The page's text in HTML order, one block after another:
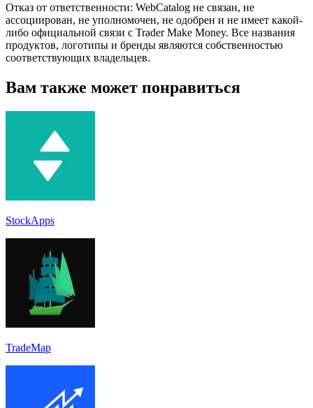
Отказ от ответственности: WebCatalog не связан, не
ассоциирован, не уполномочен, не одобрен и не имеет какой-
либо официальной связи с Trader Make Money. Все названия
продуктов, логотипы и бренды являются собственностью
соответствующих владельцев.
Вам также может понравиться
StockApps
TradeMap